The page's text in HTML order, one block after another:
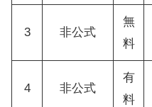
3 非公式
無
料
4 非公式
有
料